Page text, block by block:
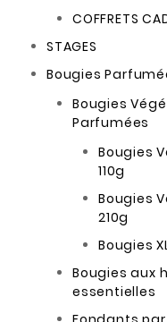
COFFRETS
STAGES
Bougies
Bougies
Parfumées
Bougies
110g
Bougies
210g
Bougies
Bougies aux
essentielles